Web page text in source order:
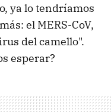
ya lo tendríamos
el MERS-CoV,
del camello".
esperar?